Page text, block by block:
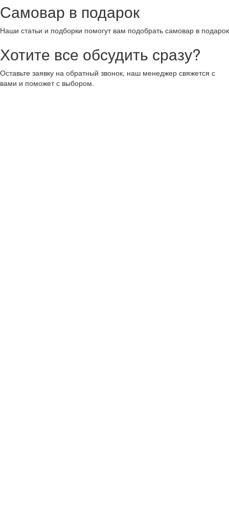
Самовар в подарок
Наши статьи и подборки помогут вам подобрать самовар в подарок
Хотите все обсудить сразу?
Оставьте заявку на обратный звонок, наш менеджер свяжется с
вами и поможет с выбором.